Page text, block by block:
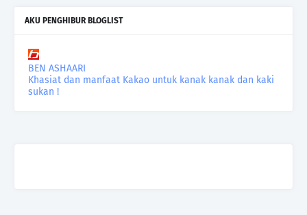
AKU PENGHIBUR BLOGLIST
BEN ASHAARI
Khasiat dan manfaat Kakao untuk kanak kanak dan kaki
sukan !